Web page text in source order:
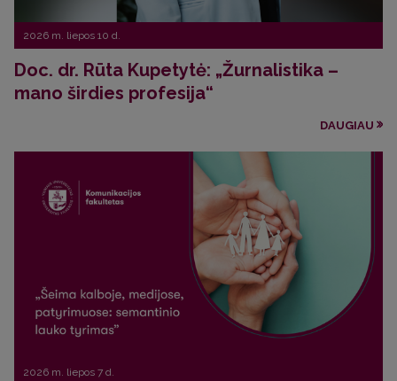
2026 m. liepos 10 d.
Doc. dr. Rūta Kupetytė: „Žurnalistika –
mano širdies profesija“
DAUGIAU
2026 m. liepos 7 d.